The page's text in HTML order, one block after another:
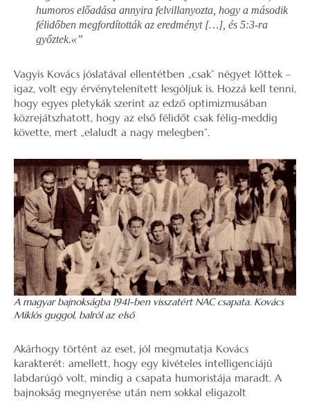
humoros előadása annyira felvillanyozta, hogy a második
félidőben megfordították az eredményt […], és 5:3-ra
győztek.«”
Vagyis Kovács jóslatával ellentétben „csak” négyet lőttek –
igaz, volt egy érvénytelenített lesgóljuk is. Hozzá kell tenni,
hogy egyes pletykák szerint az edző optimizmusában
közrejátszhatott, hogy az első félidőt csak félig-meddig
követte, mert „elaludt a nagy melegben”.
A magyar bajnokságba 1941-ben visszatért NAC csapata. Kovács
Miklós guggol, balról az első
Akárhogy történt az eset, jól megmutatja Kovács
karakterét: amellett, hogy egy kivételes intelligenciájú
labdarúgó volt, mindig a csapata humoristája maradt. A
bajnokság megnyerése után nem sokkal eligazolt